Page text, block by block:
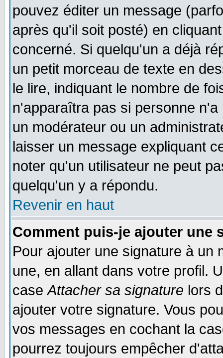
pouvez éditer un message
après qu'il soit posté) en
concerné. Si quelqu'un a déjà
un petit morceau de texte en
le lire, indiquant le nombre de
n'apparaîtra pas si personne
un modérateur ou un
laisser un message expliquant
noter qu'un utilisateur ne peut
quelqu'un y a répondu.
Revenir en haut
Comment puis-je ajouter une
Pour ajouter une signature à un
une, en allant dans votre profil.
caseAttacher sa signature lors
ajouter votre signature. Vous
vos messages en cochant la
pourrez toujours empêcher